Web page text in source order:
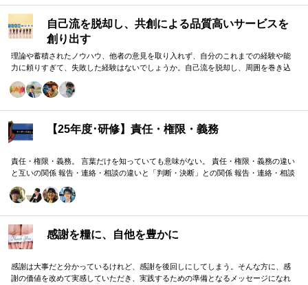
自己流を脱却し、共創による品質高いサービスを
創り出す
理論や蓄積されたノウハウ、他者の意見を取り入れず、自分のこれまでの経験や能
力に頼りすぎて、失敗した経験はないでしょうか。自己流を脱却し、周囲を巻き込
【25年度･研修】責任・権限・義務
責任・権限・義務。 言葉だけを知っていても意味がない。 責任・権限・義務の違い
と互いの関係 報告・連絡・相談の違いと「判断・決断」との関係 報告・連絡・相談
分けることが重要。 理屈と機能を理解し、チームワークを大きく向上したいリーダ
感謝を糧に、自他を豊かに
感謝は大事だと分かっているけれど、感謝を後回しにしてしまう。そんな方に、感
謝の価値を改めて実感していただき、実践するための準備となるメッセージになれ